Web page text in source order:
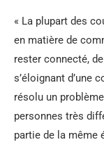
« La plupart des
en matière de
rester connecté,
s’éloignant d’une
résolu un
personnes très
partie de la même